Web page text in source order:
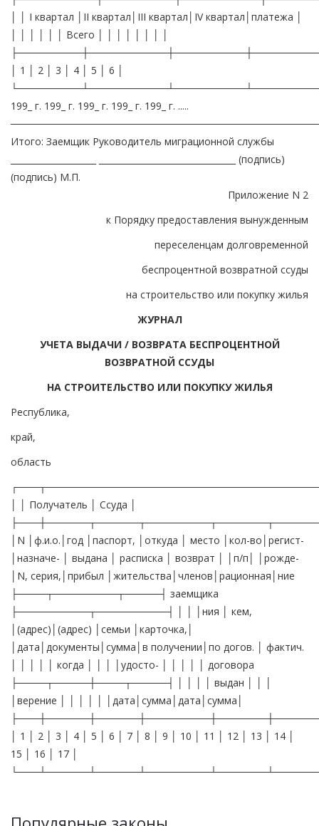
│ │ I квартал │II квартал│III квартал│IV квартал│платежа │
│ │ │ │ │ │ Всего │ │ │ │ │ │ │ │
│ 1 │ 2 │ 3 │ 4 │ 5 │ 6 │
199_ г. 199_ г. 199_ г. 199_ г. 199_ г. .....
Итого: Заемщик Руководитель миграционной службы
____________________ ________________________________ (подпись)
(подпись) М.П.
Приложение N 2
к Порядку предоставления вынужденным
переселенцам долговременной
беспроцентной возвратной ссуды
на строительство или покупку жилья
ЖУРНАЛ
УЧЕТА ВЫДАЧИ / ВОЗВРАТА БЕСПРОЦЕНТНОЙ
ВОЗВРАТНОЙ ССУДЫ
НА СТРОИТЕЛЬСТВО ИЛИ ПОКУПКУ ЖИЛЬЯ
Республика,
край,
область
│ │ Получатель │ Ссуда │
│N │ф.и.о.│год │паспорт, │откуда │ место │кол-во│регист-
│назначе- │ выдана │ расписка │ возврат │ │п/п│ │рожде-
│N, серия,│прибыл │жительства│членов│рационная│ние
├────┬─────────┬─────┤ заемщика
├──────────┬──────────┤ │ │ │ния │ кем,
│(адрес)│(адрес) │семьи │карточка,│
│дата│документы│сумма│в получении│по догов. │ фактич.
│ │ │ │ │ когда │ │ │ │удосто- │ │ │ │ │ договора
├────┬─────┼────┬─────┤ │ │ │ │ выдан │ │ │
│верение │ │ │ │ │ │дата│сумма│дата│сумма│
│ 1 │ 2 │ 3 │ 4 │ 5 │ 6 │ 7 │ 8 │ 9 │ 10 │ 11 │ 12 │ 13 │ 14 │
15 │ 16 │ 17 │